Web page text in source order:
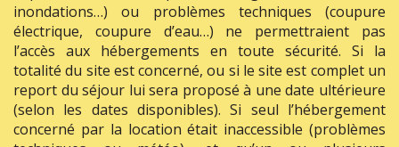
inondations…) ou problèmes techniques (coupure
électrique, coupure d’eau…) ne permettraient pas
l’accès aux hébergements en toute sécurité. Si la
totalité du site est concerné, ou si le site est complet un
report du séjour lui sera proposé à une date ultérieure
(selon les dates disponibles). Si seul l’hébergement
concerné par la location était inaccessible (problèmes